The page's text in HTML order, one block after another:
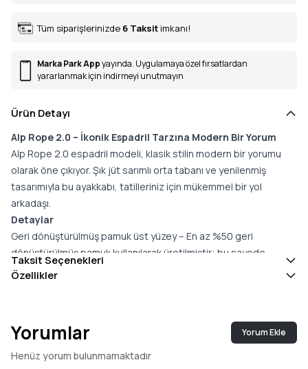
Tüm siparişlerinizde 6 Taksit imkanı!
Marka Park Appyayında. Uygulamaya özel fırsatlardan
yararlanmak için indirmeyi unutmayın
Ürün Detayı
Alp Rope 2.0 – İkonik Espadril Tarzına Modern Bir Yorum
Alp Rope 2.0 espadril modeli, klasik stilin modern bir yorumu
olarak öne çıkıyor. Şık jüt sarımlı orta tabanı ve yenilenmiş
tasarımıyla bu ayakkabı, tatilleriniz için mükemmel bir yol
arkadaşı.
Detaylar
Geri dönüştürülmüş pamuk üst yüzey – En az %50 geri
dönüştürülmüş pamuk kullanılarak üretilmiştir; bu sayede
atıkların çöplüklere gitmesi engellenir ve geleneksel pamuğa
Kauçuk dış taban
%26 çevre dostu içerik (%15 hibrit malzeme, %6 bio-yağ, %5
Taksit Seçenekleri
Özellikler
Yorumlar Yorum Ekle
Henüz yorum bulunmamaktadır